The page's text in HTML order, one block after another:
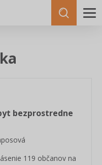
bezprostredne
119 občanov na